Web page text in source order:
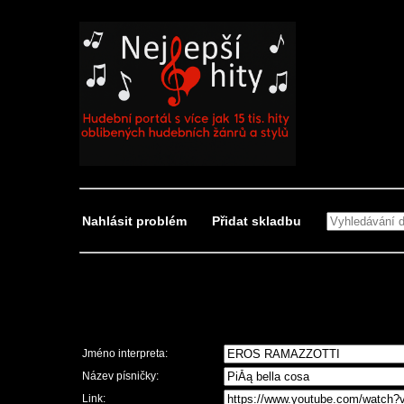
Nahlásit problém Přidat skladbu
Jméno interpreta:
Název písničky:
Link: